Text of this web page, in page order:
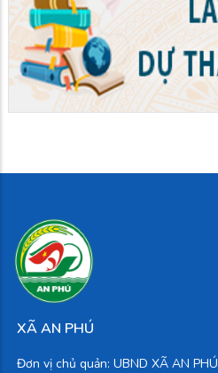
XÃ AN PHÚ
Đơn vị chủ quản: UBND XÃ AN PHÚ